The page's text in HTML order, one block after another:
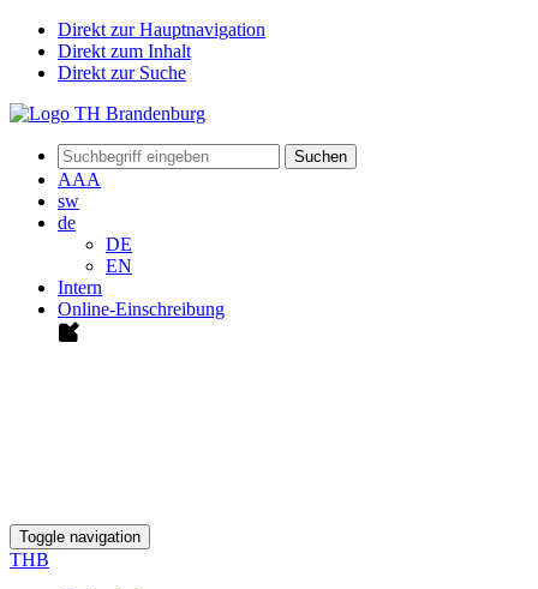
Direkt zur Hauptnavigation
Direkt zum Inhalt
Direkt zur Suche
Suchen
AAA
sw
de
DE
EN
Intern
Online-Einschreibung
Toggle navigation
THB